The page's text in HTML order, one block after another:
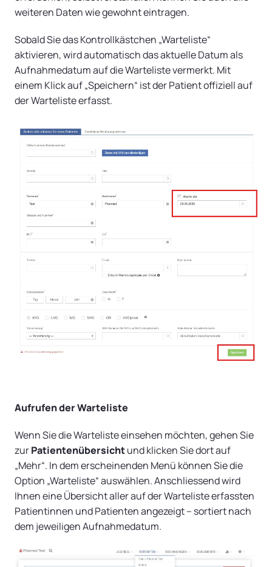
weiteren Daten wie gewohnt eintragen.
Sobald Sie das Kontrollkästchen „Warteliste“
aktivieren, wird automatisch das aktuelle Datum als
Aufnahmedatum auf die Warteliste vermerkt. Mit
einem Klick auf „Speichern“ ist der Patient offiziell auf
der Warteliste erfasst.
Aufrufen der Warteliste
Wenn Sie die Warteliste einsehen möchten, gehen Sie
zurPatientenübersichtund klicken Sie dort auf
„Mehr“. In dem erscheinenden Menü können Sie die
Option „Warteliste“ auswählen. Anschliessend wird
Ihnen eine Übersicht aller auf der Warteliste erfassten
Patientinnen und Patienten angezeigt – sortiert nach
dem jeweiligen Aufnahmedatum.